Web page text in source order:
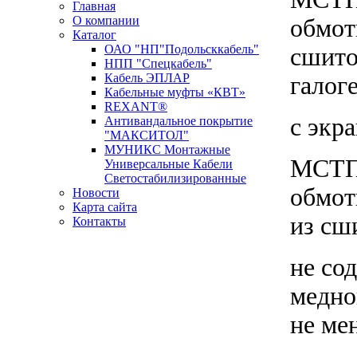
Главная
О компании
Каталог
ОАО "НП"Подольсккабель"
НПП "Спецкабель"
Кабель ЭПЛАР
Кабельные муфты «КВТ»
REXANT®
Антивандальное покрытие
"МАКСИТОЛ"
МУНИКС Монтажные
Универсальные Кабели
Светостабилизированные
Новости
Карта сайта
Контакты
с
из
не
не